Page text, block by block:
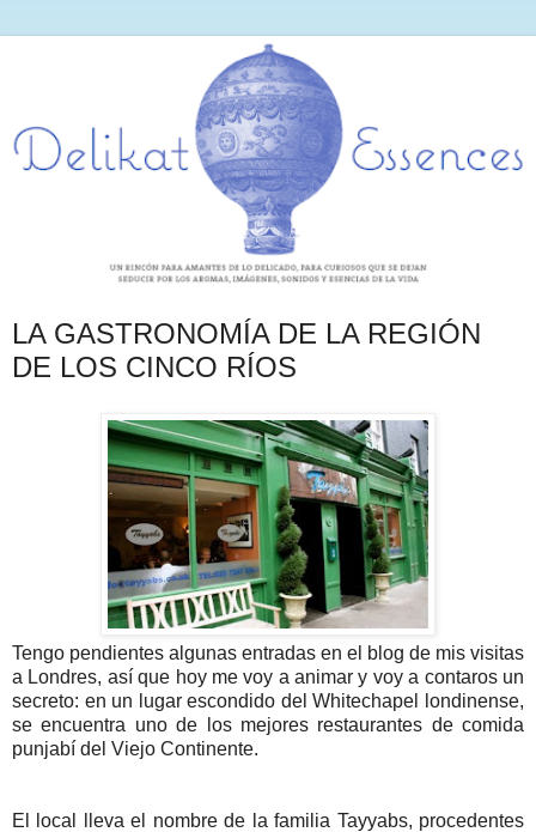
LA GASTRONOMÍA DE LA REGIÓN
DE LOS CINCO RÍOS
Tengo pendientes algunas entradas en el blog de mis visitas
a Londres, así que hoy me voy a animar y voy a contaros un
secreto: en un lugar escondido del Whitechapel londinense,
se encuentra uno de los mejores restaurantes de comida
punjabí del Viejo Continente.
El local lleva el nombre de la familia Tayyabs, procedentes